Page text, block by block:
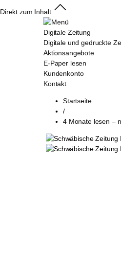
Direkt zum Inhalt
Digitale Zeitung
Digitale und gedruckte
Aktionsangebote
E-Paper lesen
Kundenkonto
Kontakt
Startseite
/
4 Monate lesen –